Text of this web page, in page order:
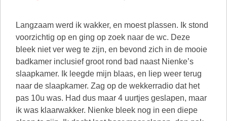
Langzaam werd ik wakker, en moest plassen. Ik stond
voorzichtig op en ging op zoek naar de wc. Deze
bleek niet ver weg te zijn, en bevond zich in de mooie
badkamer inclusief groot rond bad naast Nienke’s
slaapkamer. Ik leegde mijn blaas, en liep weer terug
naar de slaapkamer. Zag op de wekkerradio dat het
pas 10u was. Had dus maar 4 uurtjes geslapen, maar
ik was klaarwakker. Nienke bleek nog in een diepe